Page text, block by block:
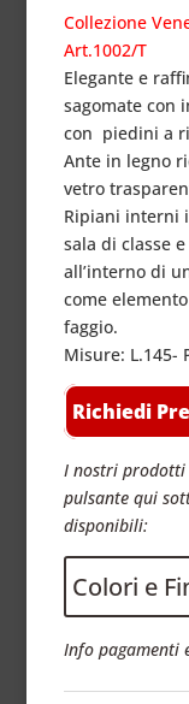
Collezione
Art.1002/T
Elegante e
sagomate con
con piedini a
Ante in legno
vetro
Ripiani interni
sala di classe
all’interno di
come
faggio.
Misure: L.145-
Richiedi
I nostri prodotti
pulsante qui
disponibili:
Colori e
Info pagamenti